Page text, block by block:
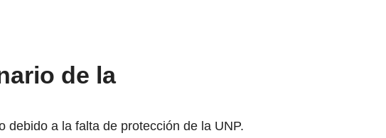
de la
a la falta de protección de la UNP.